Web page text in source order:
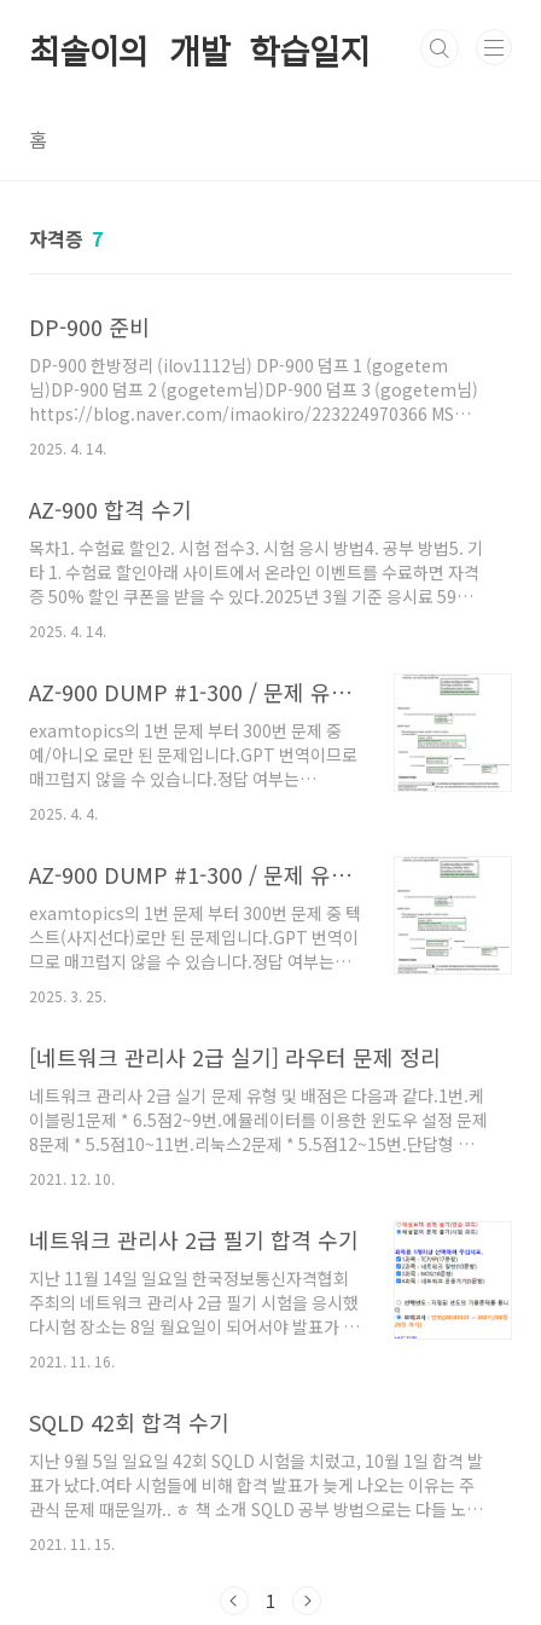
최솔이의 개발 학습일지
홈
자격증 7
DP-900 준비
DP-900 한방정리 (ilov1112님) DP-900 덤프 1 (gogetem
님)DP-900 덤프 2 (gogetem님)DP-900 덤프 3 (gogetem님)
https://blog.naver.com/imaokiro/223224970366 MS
Azure DP-900 Examtopics 링크 #1(No.127 ~ No.139)128번
문제까지는 사이트에서 무료로 볼 수 있습니다. 127
2025. 4. 14.
AZ-900 합격 수기
목차1. 수험료 할인2. 시험 접수3. 시험 응시 방법4. 공부 방법5. 기
타 1. 수험료 할인아래 사이트에서 온라인 이벤트를 수료하면 자격
증 50% 할인 쿠폰을 받을 수 있다.2025년 3월 기준 응시료 59달러
지만, 29.5달러만 지불하고 시험을 접수할 수 있
다.https://events.microsoft.com/ko-kr/allevents
Microsoft 이벤트와 함께 목표를 발전시키세요전문성을 확장하
고, 새로운 기술을 습득하고 커뮤니티를 구축하는 데 도움이 되는
특별 이벤트와 학습 기회를 살펴보세요.events.microsoft.com
2. 시험 접수온라인으로 시험 보려면 책상에 아무것도 없어야 하고
사람 목소리가 안들려야하고 듀얼 모니터도 안되는 등 엄격하다는
얘기가 많았다. 그래서 처음엔..
2025. 4. 14.
AZ-900 DUMP #1-300 / 문제 유형 - 예/아니오
examtopics의 1번 문제 부터 300번 문제 중
예/아니오 로만 된 문제입니다.GPT 번역이므로
매끄럽지 않을 수 있습니다.정답 여부는
examtopics에서 가져온 그대로이지만 틀린 내
용이 있다면 알려주세요~! 텍스트 문제는 여기 -
기 유형 및 Dropdown 문제는 이미지로 따
서 워드파일로 만들어놨습니다. 필요하신분
은 공유해드릴께요 댓글 남겨주시거나 choi-
solyi@네이버로 메일주세요! 예시 Azure는 자
본 지출(CapEx)과 운영 지출(OpEx) 간의 유연
성을 제공한다.YESAzure provides flexibility
operational exp..
2025. 4. 4.
AZ-900 DUMP #1-300 / 문제 유형 - 선택지
examtopics의 1번 문제 부터 300번 문제 중 텍
스트(사지선다)로만 된 문제입니다.GPT 번역이
므로 매끄럽지 않을 수 있습니다.정답 여부는
examtopics에서 가져온 그대로이지만 틀린 내
용이 있다면 알려주세요~! 모바일로 보실땐 가로
https://solyi.tistory.com/317 빈칸 채우기
유형 및 Dropdown 문제는 이미지로 따서 워드
파일로 만들어놨습니다.(필요하시면 아래 링크
에서 받아가세요
~)https://naver.me/59U0L7Wx비밀번호 :
az900 예시Your company has datacenters
company has a Microsoft Azure subsc..
2025. 3. 25.
[네트워크 관리사 2급 실기] 라우터 문제 정리
네트워크 관리사 2급 실기 문제 유형 및 배점은 다음과 같다.1번.케
이블링1문제 * 6.5점2~9번.에뮬레이터를 이용한 윈도우 설정 문제
8문제 * 5.5점10~11번.리눅스2문제 * 5.5점12~15번.단답형 네트
워크 문제4문제 * 5.5점1~3번.라우터 문제 ( 현재 페이지 ! )3문제
* 5.5점 라우터 문제를 정리한 기념으로 포스팅을 한다.15번 이후
에 새로 1,2,3번 문제로 진행되므로 시험 순서상으로는 마지막에
해당된다! 정리 순서는 다음과 같다.interface 문제show (확인)
문제 line 문제그 외 (ip, hostname) 1. interface 문제
@ serial 2/0에 frame-relay방식으로 캡슐화> en > conf t
> interface serial 2/0 > e..
2021. 12. 10.
네트워크 관리사 2급 필기 합격 수기
지난 11월 14일 일요일 한국정보통신자격협회
주최의 네트워크 관리사 2급 필기 시험을 응시했
다시험 장소는 8일 월요일이 되어서야 발표가 났
고, 다행히(?) 서울의 중심지역인 선린 인터넷 고
등학교였다.어떤 후기에서 보니 건대였다고 해서
관리사 2급 필기 시험은 아래 네 과목으로 구성
되어있다. 1. 네트워크 관리 일반 2. TCP/IP 3.
NOS 4. 네트워크 운용기기 공부 기간 & 공부 방
법이전 SQLD 합격 수기에서도 작성했지만.. 나
는 이론서를 굉장히 좋아한다.책장 채우기도 꽤
좋아해서 컴퓨터, 개발 관련 서적이 아니더라도
안했다 ㅎ)추천도서는 SQLD와 마찬가지로 영진
2021. 11. 16.
SQLD 42회 합격 수기
지난 9월 5일 일요일 42회 SQLD 시험을 치렀고, 10월 1일 합격 발
표가 났다.여타 시험들에 비해 합격 발표가 늦게 나오는 이유는 주
관식 문제 때문일까.. ㅎ 책 소개 SQLD 공부 방법으로는 다들 노랭
이 책을 언급하곤 한다.2~3 회독하고 가면 합격은 거뜬하다고
들.....SQL 자격검정 실전문
bid=11346202 SQL 자격검정 실전문제SQL 자격검정 실전문제
2021. 11. 15.
1